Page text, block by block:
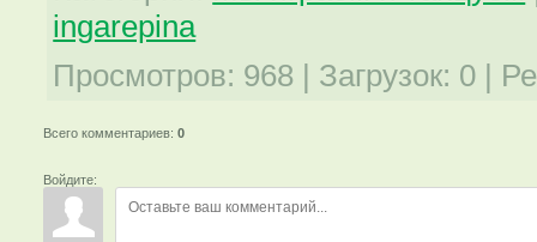
ingarepina
Просмотров: 968 | Загрузок: 0 |
Всего комментариев:0
Войдите: